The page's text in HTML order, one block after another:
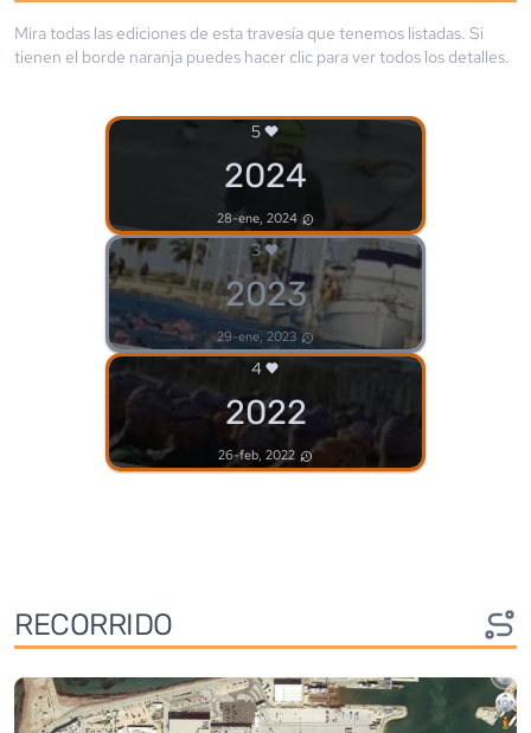
Mira todas las ediciones de esta travesía que tenemos listadas. Si
tienen el borde naranja puedes hacer clic para ver todos los detalles.
5
2024
28-ene, 2024
3
2023
29-ene, 2023
4
2022
26-feb, 2022
RECORRIDO